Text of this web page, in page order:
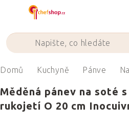
Domů Kuchyně Pánve
Měděná pánev na soté
rukojetí O 20 cm